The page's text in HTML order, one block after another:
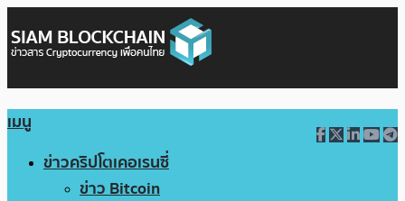
เมนู
ข่าวคริปโตเคอเรนซี่
ข่าว Bitcoin